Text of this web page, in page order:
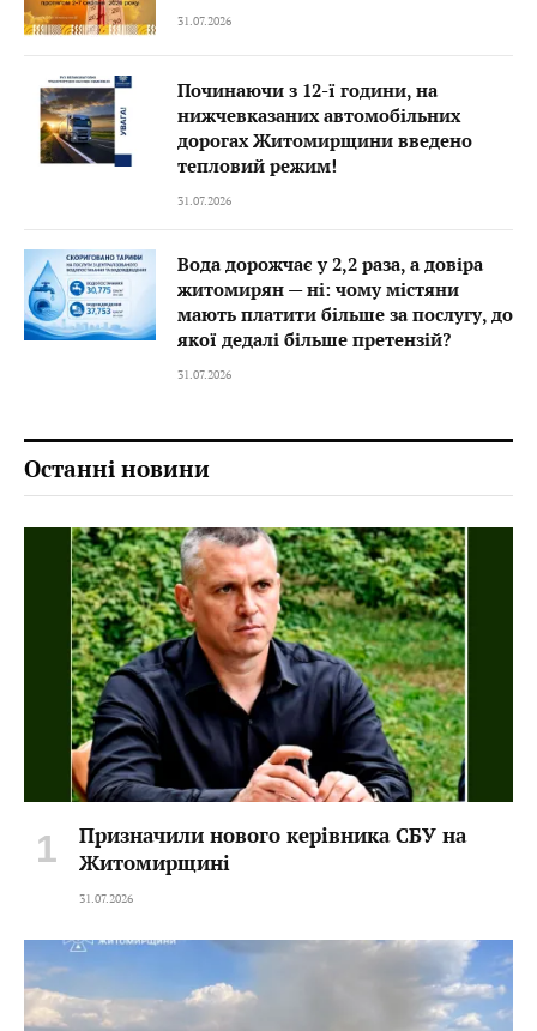
31.07.2026
Починаючи з 12-ї години, на
нижчевказаних автомобільних
дорогах Житомирщини введено
тепловий режим!
31.07.2026
Вода дорожчає у 2,2 раза, а довіра
житомирян — ні: чому містяни
мають платити більше за послугу, до
якої дедалі більше претензій?
31.07.2026
Останні новини
Призначили нового керівника СБУ на
Житомирщині
31.07.2026